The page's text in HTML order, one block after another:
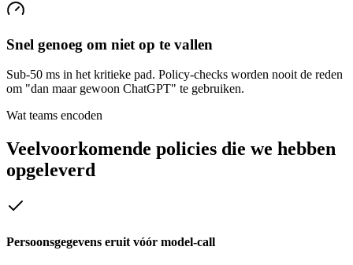
Snel genoeg om niet op te vallen
Sub-50 ms in het kritieke pad. Policy-checks worden nooit de reden
om "dan maar gewoon ChatGPT" te gebruiken.
Wat teams encoden
Veelvoorkomende policies die we hebben
opgeleverd
Persoonsgegevens eruit vóór model-call